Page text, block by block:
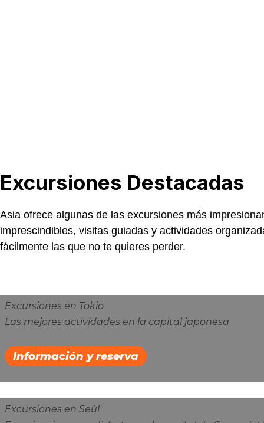
Excursiones Destacadas
Asia ofrece algunas de las excursiones más
imprescindibles, visitas guiadas y actividades
fácilmente las que no te quieres perder.
Excursiones en Tokio
Las mejores actividades en la capital japonesa
Información y reserva
Excursiones en Seúl